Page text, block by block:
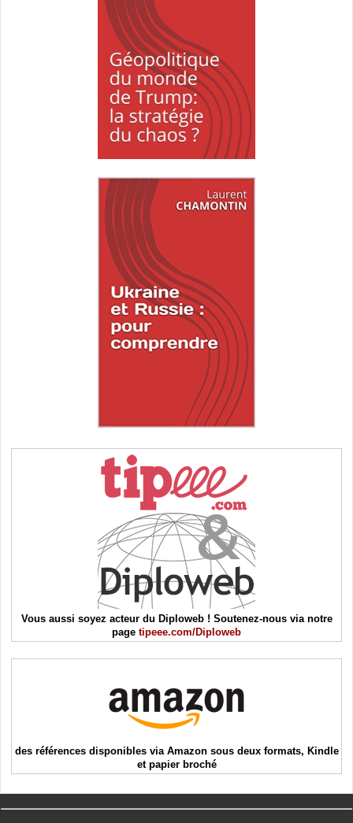
Vous aussi soyez acteur du Diploweb ! Soutenez-nous via notre
page tipeee.com/Diploweb
des références disponibles via Amazon sous deux formats, Kindle
et papier broché